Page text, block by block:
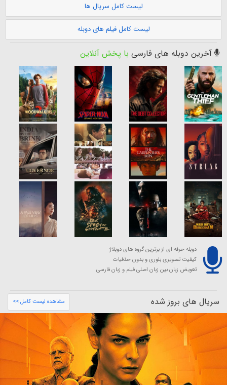
لیست کامل سریال ها
لیست کامل فیلم های دوبله
آخرین دوبله های فارسی با پخش آنلاین
دوبله حرفه ای از برترین گروه های دوبلاژ
کیفیت تصویری بلوری و بدون حذفیات
تعویض زبان بین زبان اصلی فیلم و زبان فارسی
سریال های بروز شده مشاهده لیست کامل >>